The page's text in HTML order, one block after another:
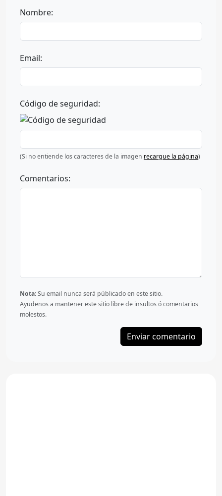
Nombre:
Email:
Código de seguridad:
(Si no entiende los caracteres de la imagen recargue la página)
Comentarios:
Nota:Su email nunca será públicado en este sitio.
Ayudenos a mantener este sitio libre de insultos ó comentarios
molestos.